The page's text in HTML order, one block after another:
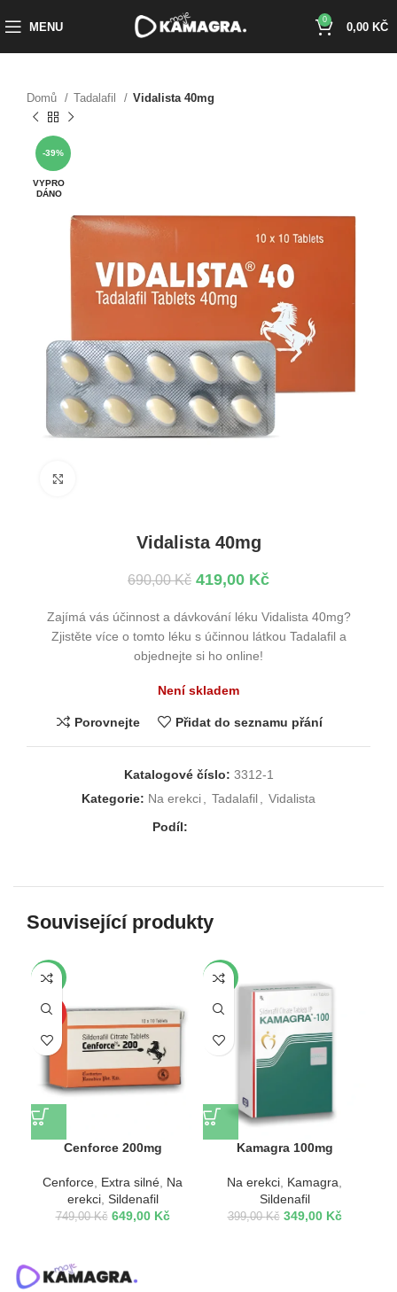
MENU
0
0,00 KČ
Domů Tadalafil Vidalista 40mg
-39%
VYPRO
DÁNO
Vidalista 40mg
690,00Kč 419,00 Kč
Zajímá vás účinnost a dávkování léku Vidalista 40mg?
Zjistěte více o tomto léku s účinnou látkou Tadalafil a
objednejte si ho online!
Není skladem
Porovnejte Přidat do seznamu přání
Katalogové číslo: 3312-1
Kategorie: Na erekci Tadalafil
Vidalista
Podíl:
Související produkty
-13%
TOP
Cenforce 200mg
Cenforce Extra silné Na
erekci, Sildenafil
749,00Kč 649,00 Kč
-13%
Kamagra 100mg
Na erekci Kamagra
Sildenafil
399,00Kč 349,00 Kč